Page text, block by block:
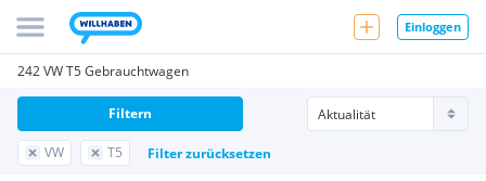
Einloggen
242 VW T5 Gebrauchtwagen
VW T5 Filter zurücksetzen
Filtern